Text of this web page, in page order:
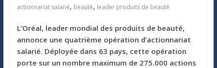
actionnariat salarié, beauté, leader produits de beauté
L’Oréal, leader mondial des produits de beauté,
annonce une quatrième opération d’actionnariat
salarié. Déployée dans 63 pays, cette opération
porte sur un nombre maximum de 275.000 actions